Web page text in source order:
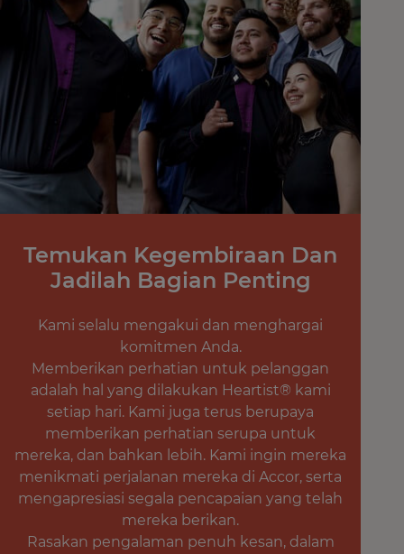
Temukan Kegembiraan Dan
Jadilah Bagian Penting
Kami selalu mengakui dan menghargai
komitmen Anda.
Memberikan perhatian untuk pelanggan
adalah hal yang dilakukan Heartist® kami
setiap hari. Kami juga terus berupaya
memberikan perhatian serupa untuk
mereka, dan bahkan lebih. Kami ingin mereka
menikmati perjalanan mereka di Accor, serta
mengapresiasi segala pencapaian yang telah
mereka berikan.
Rasakan pengalaman penuh kesan, dalam